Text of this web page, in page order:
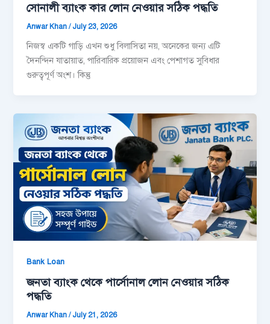
সোনালী ব্যাংক কার লোন নেওয়ার সঠিক পদ্ধতি
Anwar Khan/ July 23, 2026
নিজস্ব একটি গাড়ি এখন শুধু বিলাসিতা নয়, অনেকের জন্য এটি
দৈনন্দিন যাতায়াত, পারিবারিক প্রয়োজন এবং পেশাগত সুবিধার
গুরুত্বপূর্ণ অংশ। কিন্তু
Bank Loan
জনতা ব্যাংক থেকে পার্সোনাল লোন নেওয়ার সঠিক
পদ্ধতি
Anwar Khan/ July 21, 2026